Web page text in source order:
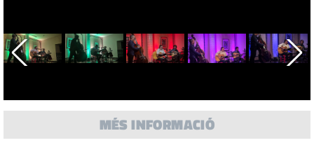
MÉS INFORMACIÓ